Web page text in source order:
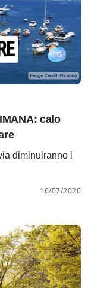
calo
diminuiranno i
16/07/2026